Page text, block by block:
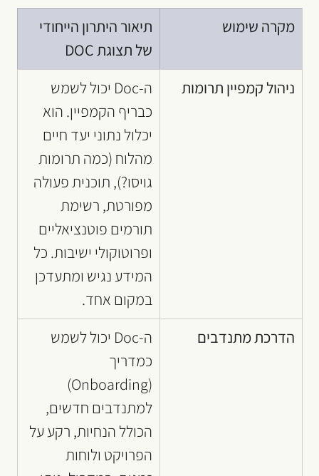
מקרה שימוש
תיאור היתרון הייחודי
של תצוגת DOC
ניהול קמפיין תרומות
ה-Doc יכול לשמש
כבריף הקמפיין. הוא
יכלול נתוני יעד חיים
מהלוח (כמה תרומות
גויסו?), תוכנית פעולה
מפורטת, רשימת
תורמים פוטנציאליים
ופרוטוקולי ישיבות. כל
המידע נגיש ומתעדכן
במקום אחד.
הדרכת מתנדבים
ה-Doc יכול לשמש
כמדריך
(Onboarding)
למתנדבים חדשים,
הכולל הנחיות, רקע על
הפרויקט ולוחות